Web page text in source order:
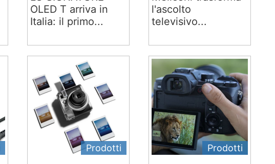
OLED T arriva in
Italia: il primo...
l'ascolto
televisivo...
Prodotti Prodotti